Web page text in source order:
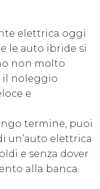
elettrica oggi
le auto ibride si
non molto
il noleggio
e
termine, puoi
un’auto elettrica
e senza dover
alla banca.